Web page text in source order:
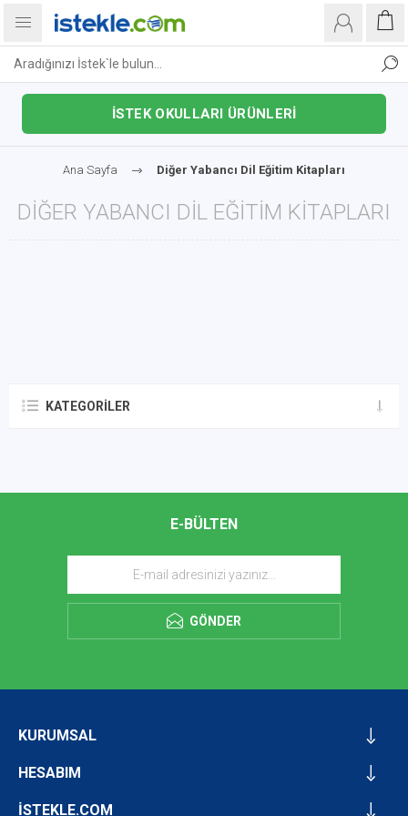
İSTEK OKULLARI ÜRÜNLERİ
Ana Sayfa Diğer Yabancı Dil Eğitim Kitapları
DIĞER YABANCI DIL EĞITIM KITAPLARI
KATEGORILER
E-BÜLTEN
GÖNDER
KURUMSAL
HESABIM
İSTEKLE.COM